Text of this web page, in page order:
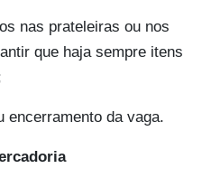
nas prateleiras ou nos
que haja sempre itens
encerramento da vaga.